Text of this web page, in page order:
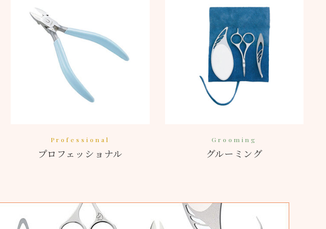
Professional
プロフェッショナル
Grooming
グルーミング